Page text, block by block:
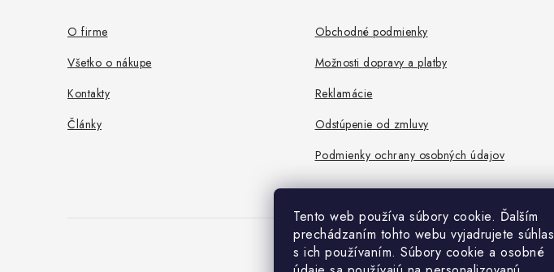
Tento web používa súbory cookie. Ďalším
prechádzaním tohto webu vyjadrujete súhlas
s ich používaním. Súbory cookie a osobné
O firme
Všetko o nákupe
Kontakty
Články
Obchodné podmienky
Možnosti dopravy a platby
Reklamácie
Odstúpenie od zmluvy
Podmienky ochrany osobných údajov